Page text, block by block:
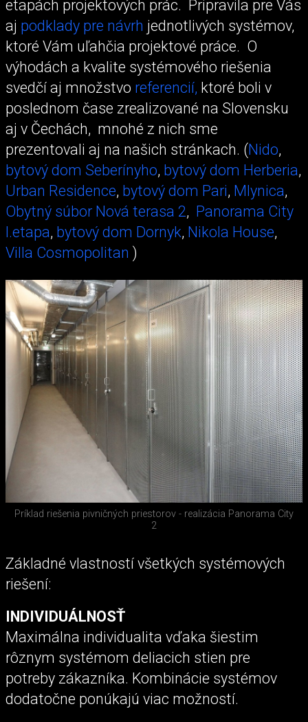
etapách projektových prác. Pripravila pre Vás
aj podklady pre návrh jednotlivých systémov,
ktoré Vám uľahčia projektové práce. O
výhodách a kvalite systémového riešenia
svedčí aj množstvo referencií, ktoré boli v
poslednom čase zrealizované na Slovensku
aj v Čechách, mnohé z nich sme
prezentovali aj na našich stránkach. (Nido,
bytový dom Seberínyho, bytový dom Herberia,
Urban Residence, bytový dom Pari, Mlynica,
Obytný súbor Nová terasa 2, Panorama City
I.etapa, bytový dom Dornyk, Nikola House,
Villa Cosmopolitan )
Príklad riešenia pivničných priestorov - realizácia Panorama City
2
Základné vlastností všetkých systémových
riešení:
INDIVIDUÁLNOSŤ
Maximálna individualita vďaka šiestim
rôznym systémom deliacich stien pre
potreby zákazníka. Kombinácie systémov
dodatočne ponúkajú viac možností.